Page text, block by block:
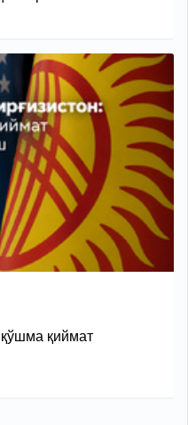
қўшма қиймат